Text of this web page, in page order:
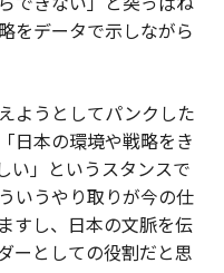
をデータで示しながら
ようとしてパンクした
日本の環境や戦略をき
い」というスタンスで
いうやり取りが今の仕
すし、日本の文脈を伝
ーとしての役割だと思